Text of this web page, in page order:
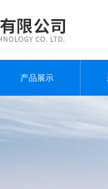
产品展示